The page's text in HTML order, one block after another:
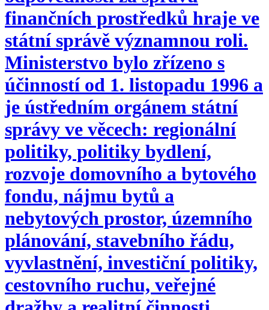
finančních prostředků hraje ve
státní správě významnou roli.
Ministerstvo bylo zřízeno s
účinností od 1. listopadu 1996 a
je ústředním orgánem státní
správy ve věcech: regionální
politiky, politiky bydlení,
rozvoje domovního a bytového
fondu, nájmu bytů a
nebytových prostor, územního
plánování, stavebního řádu,
vyvlastnění, investiční politiky,
cestovního ruchu, veřejné